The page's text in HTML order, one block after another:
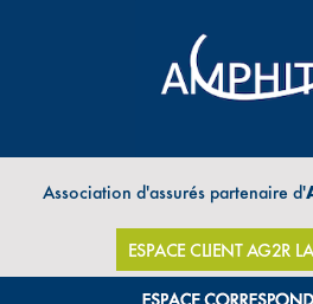
Association d'assurés partenaire d'
ESPACE CLIENT AG2R